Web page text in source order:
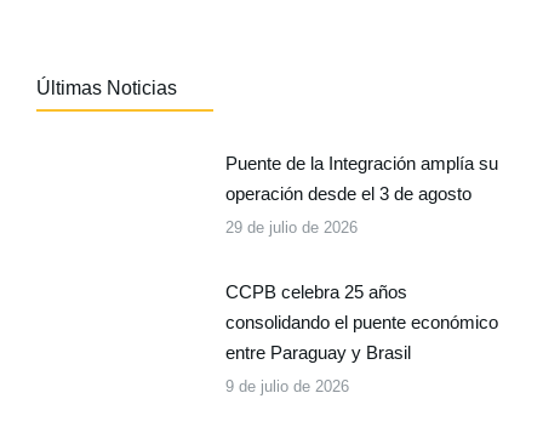
Últimas Noticias
Puente de la Integración amplía su
operación desde el 3 de agosto
29 de julio de 2026
CCPB celebra 25 años
consolidando el puente económico
entre Paraguay y Brasil
9 de julio de 2026